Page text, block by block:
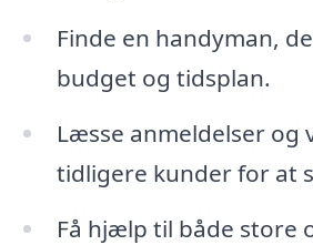
Finde en handyman,
budget og tidsplan.
Læsse anmeldelser og
tidligere kunder for at
Få hjælp til både store